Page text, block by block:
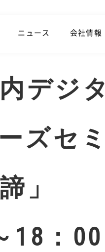
ニュース 会社情報
デジタ
ズセミ
」
18：00